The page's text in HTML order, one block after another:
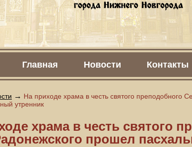
Главная Новости Контакты
→ На приходе храма в честь святого преподобного
утренник
храма в честь святого
прошел